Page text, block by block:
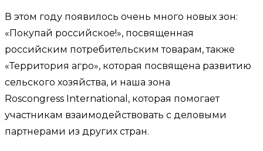
В этом году появилось очень много новых зон:
«Покупай российское!», посвященная
российским потребительским товарам, также
«Территория агро», которая посвящена развитию
сельского хозяйства, и наша зона
Roscongress International, которая помогает
участникам взаимодействовать с деловыми
партнерами из других стран.